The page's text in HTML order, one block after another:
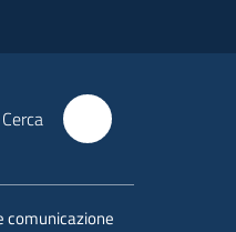
Cerca
comunicazione